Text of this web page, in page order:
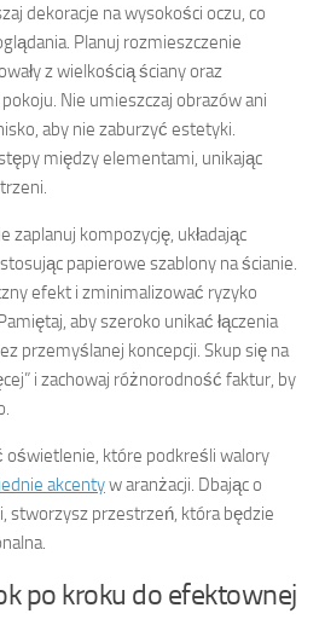
dekoracje na wysokości oczu, co
Planuj rozmieszczenie
z wielkością ściany oraz
Nie umieszczaj obrazów ani
aby nie zaburzyć estetyki.
między elementami, unikając
zaplanuj kompozycję, układając
papierowe szablony na ścianie.
efekt i zminimalizować ryzyko
aby szeroko unikać łączenia
przemyślanej koncepcji. Skup się na
i zachowaj różnorodność faktur, by
które podkreśli walory
akcentyw aranżacji. Dbając o
stworzysz przestrzeń, która będzie
po kroku do efektownej